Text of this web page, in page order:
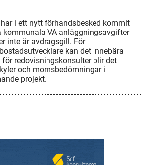
i ett nytt förhandsbesked kommit
VA-anläggningsavgifter
inte är avdragsgill. För
kan det innebära
redovisningskonsulter blir det
och momsbedömningar i
projekt.